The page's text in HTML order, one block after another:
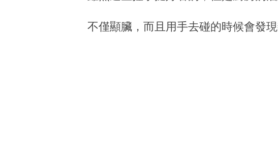
不僅顯臟，而且用手去碰的時候會發